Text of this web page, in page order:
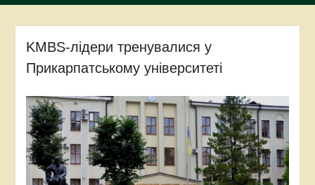
KMBS-лідери тренувалися у
Прикарпатському університеті